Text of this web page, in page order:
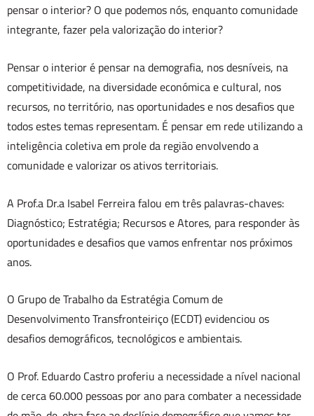
pensar o interior? O que podemos nós, enquanto comunidade
integrante, fazer pela valorização do interior?
Pensar o interior é pensar na demografia, nos desníveis, na
competitividade, na diversidade económica e cultural, nos
recursos, no território, nas oportunidades e nos desafios que
todos estes temas representam. É pensar em rede utilizando a
inteligência coletiva em prole da região envolvendo a
comunidade e valorizar os ativos territoriais.
A Prof.a Dr.a Isabel Ferreira falou em três palavras-chaves:
Diagnóstico; Estratégia; Recursos e Atores, para responder às
oportunidades e desafios que vamos enfrentar nos próximos
anos.
O Grupo de Trabalho da Estratégia Comum de
Desenvolvimento Transfronteiriço (ECDT) evidenciou os
desafios demográficos, tecnológicos e ambientais.
O Prof. Eduardo Castro proferiu a necessidade a nível nacional
de cerca 60.000 pessoas por ano para combater a necessidade